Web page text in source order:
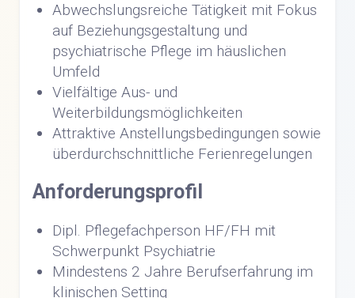
Abwechslungsreiche Tätigkeit mit Fokus
auf Beziehungsgestaltung und
psychiatrische Pflege im häuslichen
Umfeld
Vielfältige Aus- und
Weiterbildungsmöglichkeiten
Attraktive Anstellungsbedingungen sowie
überdurchschnittliche Ferienregelungen
Anforderungsprofil
Dipl. Pflegefachperson HF/FH mit
Schwerpunkt Psychiatrie
Mindestens 2 Jahre Berufserfahrung im
klinischen Setting